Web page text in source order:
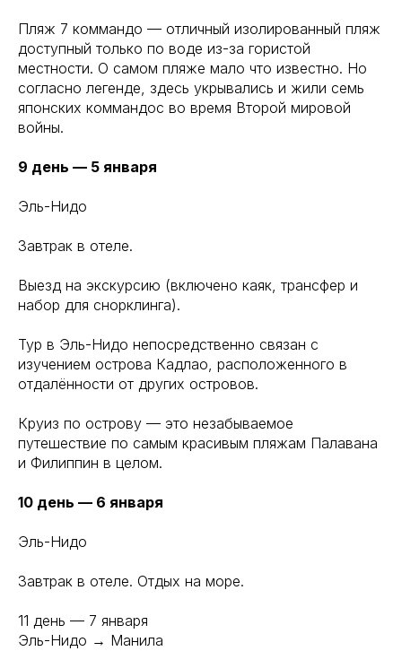
Пляж 7 коммандо — отличный изолированный пляж
доступный только по воде из-за гористой
местности. О самом пляже мало что известно. Но
согласно легенде, здесь укрывались и жили семь
японских коммандос во время Второй мировой
войны.
9 день — 5 января
Эль-Нидо
Завтрак в отеле.
Выезд на экскурсию (включено каяк, трансфер и
набор для снорклинга).
Тур в Эль-Нидо непосредственно связан с
изучением острова Кадлао, расположенного в
отдалённости от других островов.
Круиз по острову — это незабываемое
путешествие по самым красивым пляжам Палавана
и Филиппин в целом.
10 день — 6 января
Эль-Нидо
Завтрак в отеле. Отдых на море.
11 день — 7 января
Эль-Нидо → Манила